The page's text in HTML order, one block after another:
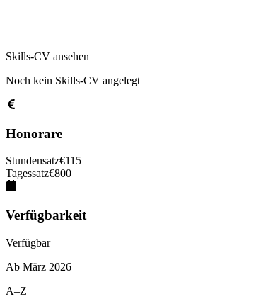
Skills-CV ansehen
Noch kein Skills-CV angelegt
Honorare
Stundensatz€115
Tagessatz€800
Verfügbarkeit
Verfügbar
Ab März 2026
A–Z